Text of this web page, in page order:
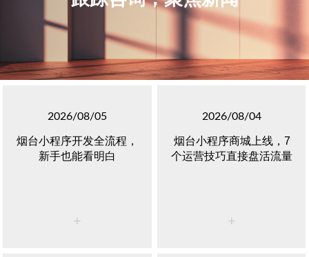
2026/08/05
烟台小程序开发全流程，
新手也能看明白
+
2026/08/04
烟台小程序商城上线，7
个运营技巧直接盘活流量
+